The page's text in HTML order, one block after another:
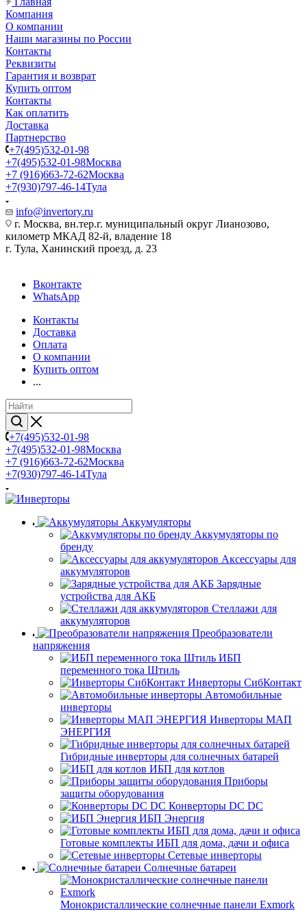
Компания
О компании
Наши магазины по России
Контакты
Реквизиты
Гарантия и возврат
Купить оптом
Контакты
Как оплатить
Доставка
Партнерство
+7(495)532-01-98
+7(495)532-01-98Москва
+7 (916)663-72-62Москва
+7(930)797-46-14Тула
info@invertory.ru
г. Москва, вн.тер.г. муниципальный округ Лианозово,
километр МКАД 82-й, владение 18
г. Тула, Ханинский проезд, д. 23
Вконтакте
WhatsApp
Контакты
Доставка
Оплата
О компании
Купить оптом
...
+7(495)532-01-98
+7(495)532-01-98Москва
+7 (916)663-72-62Москва
+7(930)797-46-14Тула
Аккумуляторы
Аккумуляторы по
бренду
Аксессуары для
аккумуляторов
Зарядные
устройства для АКБ
Стеллажи для
аккумуляторов
Преобразователи
напряжения
ИБП
переменного тока Штиль
Инверторы СибКонтакт
Автомобильные
инверторы
Инверторы МАП
ЭНЕРГИЯ
Гибридные инверторы для солнечных батарей
ИБП для котлов
Приборы
защиты оборудования
Конверторы DC DC
ИБП Энергия
Готовые комплекты ИБП для дома, дачи и офиса
Сетевые инверторы
Солнечные батареи
Монокристаллические солнечные панели Exmork